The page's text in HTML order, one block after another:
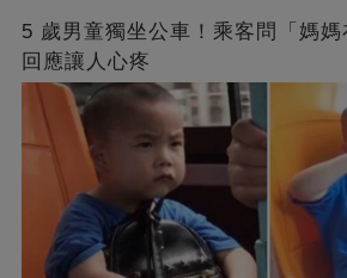
5 歲男童獨坐公車！乘客問「媽
回應讓人心疼